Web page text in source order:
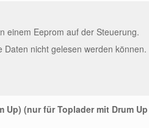
einem Eeprom auf der Steuerung.
nicht gelesen werden können.
Up) (nur für Toplader mit Drum Up